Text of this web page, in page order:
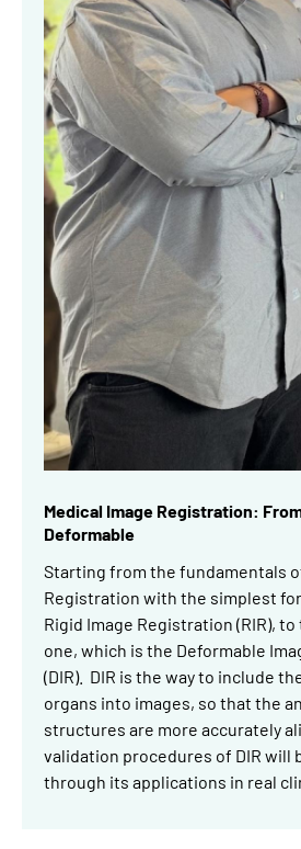
Medical Image Registration:
Deformable
Starting from the fundamentals
Registration with the simplest
Rigid Image Registration (RIR),
one, which is the Deformable
(DIR). DIR is the way to include
organs into images, so that the
structures are more accurately
validation procedures of DIR will
through its applications in real